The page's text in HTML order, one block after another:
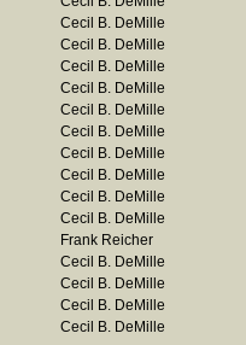
Cecil B. DeMille
Cecil B. DeMille
Cecil B. DeMille
Cecil B. DeMille
Cecil B. DeMille
Cecil B. DeMille
Cecil B. DeMille
Cecil B. DeMille
Cecil B. DeMille
Cecil B. DeMille
Frank Reicher
Cecil B. DeMille
Cecil B. DeMille
Cecil B. DeMille
Cecil B. DeMille